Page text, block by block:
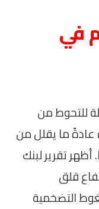
في
للتحوط من
عادةً ما يقلل من
تقرير لبنك
قلق
التضخمية